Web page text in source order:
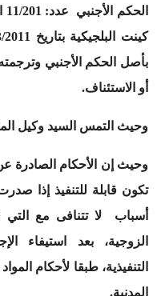
بأصل الحكم الأجنبي
أو الاستئناف.
وحيث التمس السيد وكيل
وحيث إن الأحكام الصادرة عن
تكون قابلة للتنفيذ
أسباب لا تتنافى مع التي
الزوجية، بعد استيفاء
المدنية.